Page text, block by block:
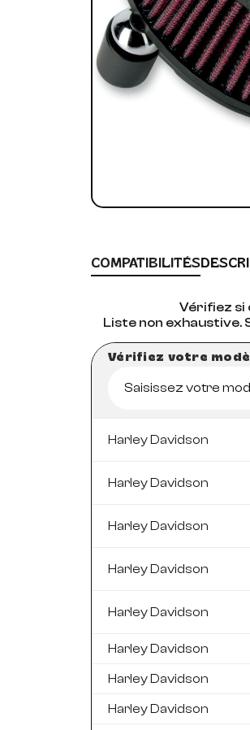
COMPATIBILITÉS
Vérifiez si
Liste non exhaustive.
Vérifiez votre
Saisissez votre
Harley Davidson
Harley Davidson
Harley Davidson
Harley Davidson
Harley Davidson
Harley Davidson
Harley Davidson
Harley Davidson